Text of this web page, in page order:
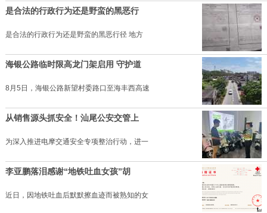
是合法的行政行为还是野蛮的黑恶行
是合法的行政行为还是野蛮的黑恶行径 地方
海银公路临时限高龙门架启用 守护道
8月5日，海银公路新望村委路口至海丰西高速
从销售源头抓安全！汕尾公安交管上
为深入推进电摩交通安全专项整治行动，进一
李亚鹏落泪感谢“地铁吐血女孩”胡
近日，因地铁吐血后默默擦血迹而被熟知的女